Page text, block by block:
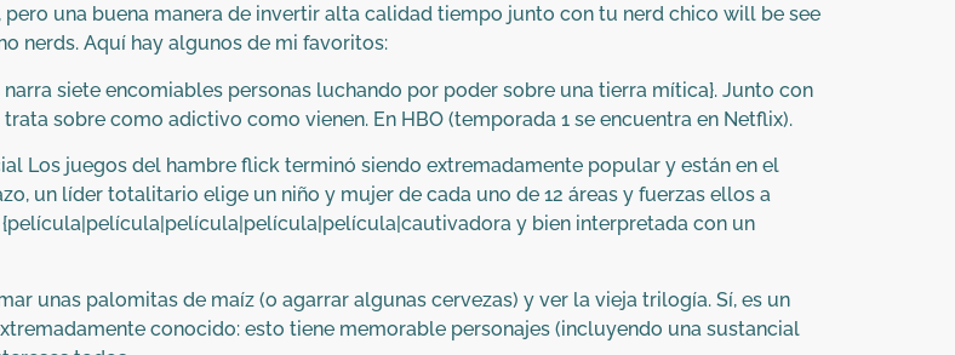
pero una buena manera de invertir alta calidad tiempo junto con tu nerd chico will be see
nerds. Aquí hay algunos de mi favoritos:
narra siete encomiables personas luchando por poder sobre una tierra mítica}. Junto con
sobre como adictivo como vienen. En HBO (temporada 1 se encuentra en Netflix).
Los juegos del hambre flick terminó siendo extremadamente popular y están en el
un líder totalitario elige un niño y mujer de cada uno de 12 áreas y fuerzas ellos a
y bien interpretada con un
unas palomitas de maíz (o agarrar algunas cervezas) y ver la vieja trilogía. Sí, es un
conocido: esto tiene memorable personajes (incluyendo una sustancial